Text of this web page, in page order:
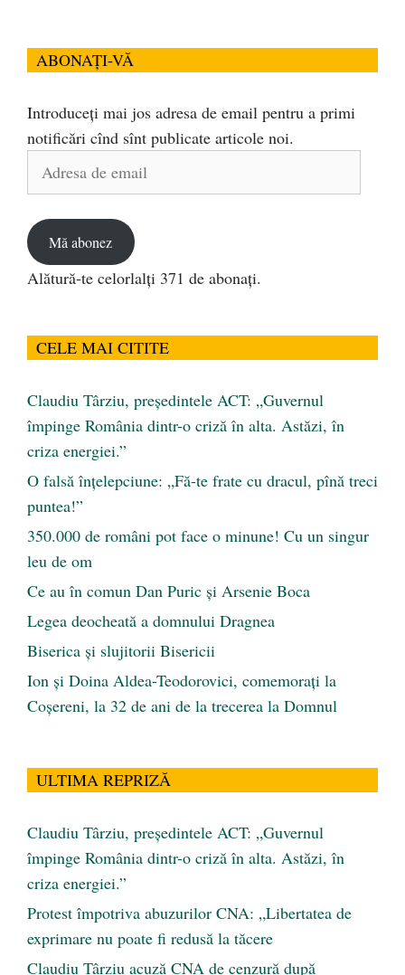
ABONAȚI-VĂ
Introduceți mai jos adresa de email pentru a primi
notificări cînd sînt publicate articole noi.
Adresa
Mă abonez
Alătură-te celorlalți 371 de abonați.
CELE MAI CITITE
Claudiu Târziu, președintele ACT: „Guvernul
împinge România dintr-o criză în alta. Astăzi, în
criza energiei.”
O falsă înțelepciune: „Fă-te frate cu dracul, pînă treci
puntea!”
350.000 de români pot face o minune! Cu un singur
leu de om
Ce au în comun Dan Puric şi Arsenie Boca
Legea deocheată a domnului Dragnea
Biserica și slujitorii Bisericii
Ion și Doina Aldea-Teodorovici, comemorați la
Coșereni, la 32 de ani de la trecerea la Domnul
ULTIMA REPRIZĂ
Claudiu Târziu, președintele ACT: „Guvernul
împinge România dintr-o criză în alta. Astăzi, în
criza energiei.”
Protest împotriva abuzurilor CNA: „Libertatea de
exprimare nu poate fi redusă la tăcere
Claudiu Târziu acuză CNA de cenzură după